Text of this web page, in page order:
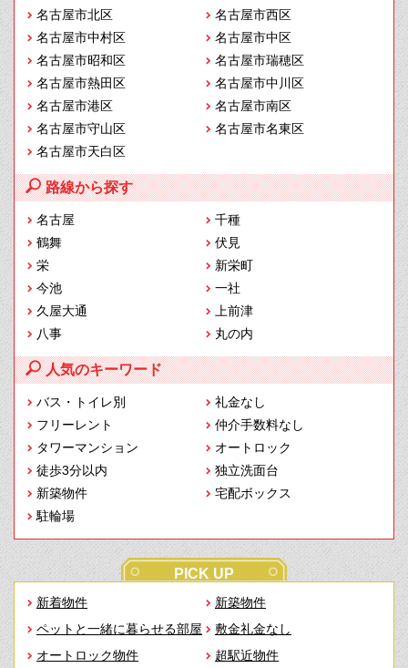
名古屋市北区
名古屋市西区
名古屋市中村区
名古屋市中区
名古屋市昭和区
名古屋市瑞穂区
名古屋市熱田区
名古屋市中川区
名古屋市港区
名古屋市南区
名古屋市守山区
名古屋市名東区
名古屋市天白区
路線から探す
名古屋
千種
鶴舞
伏見
栄
新栄町
今池
一社
久屋大通
上前津
八事
丸の内
人気のキーワード
バス・トイレ別
礼金なし
フリーレント
仲介手数料なし
タワーマンション
オートロック
徒歩3分以内
独立洗面台
新築物件
宅配ボックス
駐輪場
PICK UP
新着物件
新築物件
ペットと一緒に暮らせる部屋
敷金礼金なし
オートロック物件
超駅近物件